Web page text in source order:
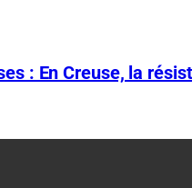
: En Creuse, la